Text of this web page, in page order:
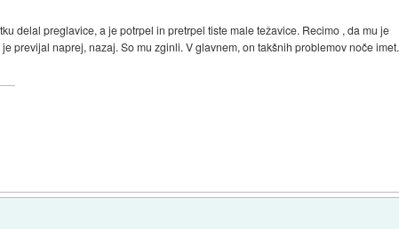
delal preglavice, a je potrpel in pretrpel tiste male težavice. Recimo , da mu je
previjal naprej, nazaj. So mu zginli. V glavnem, on takšnih problemov noče imet.